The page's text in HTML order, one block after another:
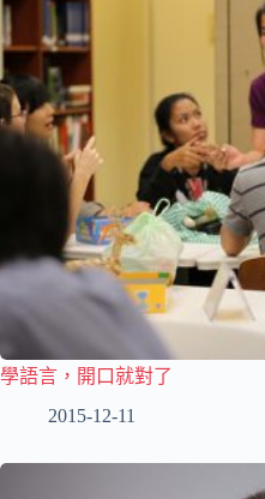
學語言，開口就對了
2015-12-11